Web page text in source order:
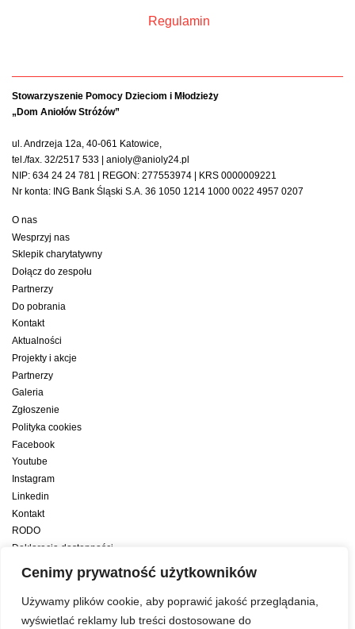
Cenimy prywatność użytkowników
Używamy plików cookie, aby poprawić jakość przeglądania,
wyświetlać reklamy lub treści dostosowane do
Regulamin
Stowarzyszenie Pomocy Dzieciom i Młodzieży
„Dom Aniołów Stróżów”
ul. Andrzeja 12a, 40-061 Katowice,
tel./fax. 32/2517 533 | anioly@anioly24.pl
NIP: 634 24 24 781 | REGON: 277553974 | KRS 0000009221
Nr konta: ING Bank Śląski S.A. 36 1050 1214 1000 0022 4957 0207
O nas
Wesprzyj nas
Sklepik charytatywny
Dołącz do zespołu
Partnerzy
Do pobrania
Kontakt
Aktualności
Projekty i akcje
Partnerzy
Galeria
Zgłoszenie
Polityka cookies
Facebook
Youtube
Instagram
Linkedin
Kontakt
RODO
Deklaracja dostępności
Deklaracja dostępności cyfrowej
konsultanta amerykańskiego programu zarządzania przez cele Best